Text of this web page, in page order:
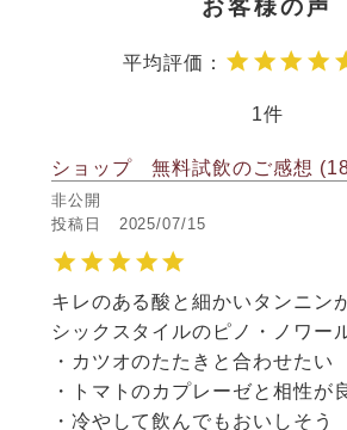
1
ショップ 無料試飲のご感想
非公開
投稿日
2025/07/15
キレのある酸と細かいタンニン
シックスタイルのピノ・ノワー
・カツオのたたきと合わせたい
・トマトのカプレーゼと相性が
・冷やして飲んでもおいしそう